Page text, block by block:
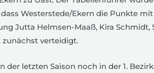
Westerstede/Ekern die Punkte
Jutta Helmsen-Maaß, Kira
zunächst verteidigt.
der letzten Saison noch in der 1.